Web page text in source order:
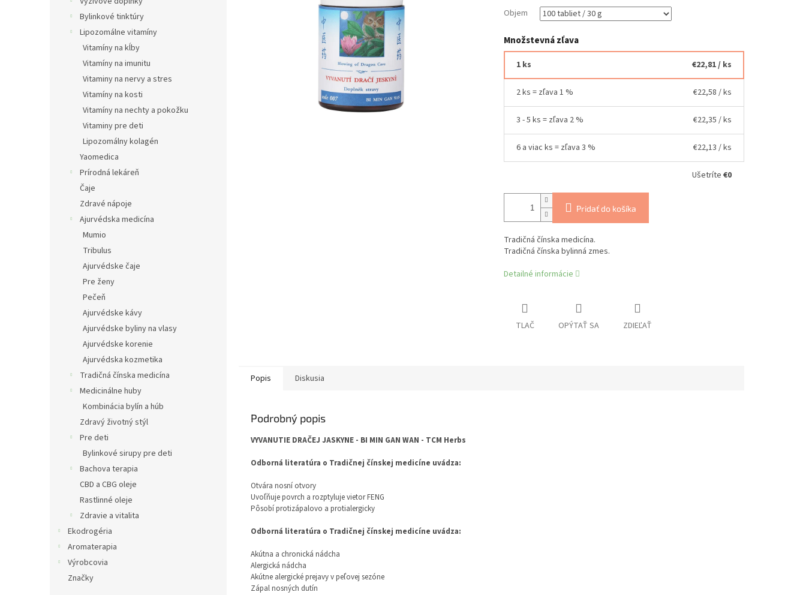
Bylinkové tinktúry
Lipozomálne vitamíny
Vitamíny na kĺby
Vitamíny na imunitu
Vitaminy na nervy a stres
Vitamíny na kosti
Vitamíny na nechty a pokožku
Vitaminy pre deti
Lipozomálny kolagén
Yaomedica
Prírodná lekáreň
Čaje
Zdravé nápoje
Ajurvédska medicína
Mumio
Tribulus
Ajurvédske čaje
Pre ženy
Pečeň
Ajurvédske kávy
Ajurvédske byliny na vlasy
Ajurvédske korenie
Ajurvédska kozmetika
Tradičná čínska medicína
Medicinálne huby
Kombinácia bylín a húb
Zdravý životný stýl
Pre deti
Bylinkové sirupy pre deti
Bachova terapia
CBD a CBG oleje
Rastlinné oleje
Zdravie a vitalita
Ekodrogéria
Aromaterapia
Výrobcovia
Značky
Objem
Množstevná zľava
1 ks €22,81/ ks
2 ks = zľava 1 % €22,58 / ks
3 - 5 ks = zľava 2 % €22,35 / ks
6 a viac ks = zľava 3 % €22,13 / ks
Ušetríte €0
Pridať do košíka
Tradičná čínska medicína.
Tradičná čínska bylinná zmes.
Detailné informácie
TLAČ OPÝTAŤ SA ZDIEĽAŤ
Popis Diskusia
Podrobný popis
VYVANUTIE DRAČEJ JASKYNE - BI MIN GAN WAN - TCM Herbs
Odborná literatúra o Tradičnej čínskej medicíne uvádza:
Otvára nosní otvory
Uvoľňuje povrch a rozptyluje vietor FENG
Pôsobí protizápalovo a protialergicky
Odborná literatúra o Tradičnej čínskej medicíne uvádza:
Akútna a chronická nádcha
Alergická nádcha
Akútne alergické prejavy v peľovej sezóne
Zápal nosných dutín